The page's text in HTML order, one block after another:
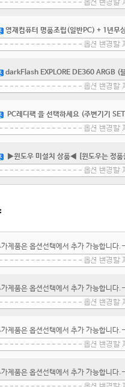
영재컴퓨터 명품조립(일반PC) + 1년무
darkFlash EXPLORE DE360 ARGB (
PC레디팩 을 선택하세요 (주변기기
▶윈도우 미설치 상품◀ [윈도우는 정
제품은 옵션선택에서 추가 가능합니다.-
제품은 옵션선택에서 추가 가능합니다.-
제품은 옵션선택에서 추가 가능합니다.-
제품은 옵션선택에서 추가 가능합니다.-